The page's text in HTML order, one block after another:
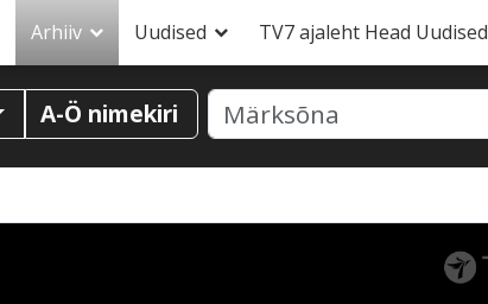
Arhiiv Uudised TV7 ajaleht Head Uudised
A-Ö nimekiri